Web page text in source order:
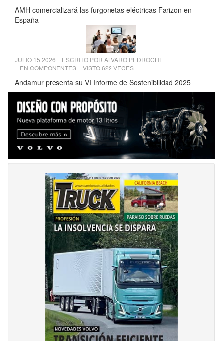
AMH comercializará las furgonetas eléctricas Farizon en
España
JULIO 15 2026 ESCRITO POR ALVARO PEDROCHE
EN COMPONENTES VISTO 622 VECES
Andamur presenta su VI Informe de Sostenibilidad 2025